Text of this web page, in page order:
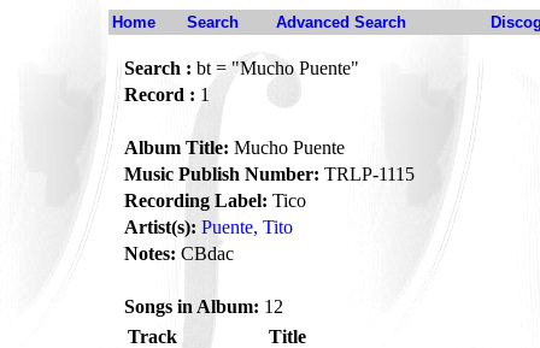
Home Search Advanced Search
Search : bt = "Mucho Puente"
Record : 1
Album Title: Mucho Puente
Music Publish Number: TRLP-1115
Recording Label: Tico
Artist(s): Puente, Tito
Notes: CBdac
Songs in Album: 12
Track
Title